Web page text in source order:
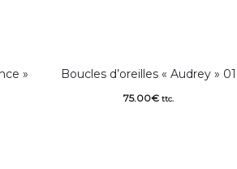
»
Boucles d’oreilles « Audrey » 01
75.00€ ttc.